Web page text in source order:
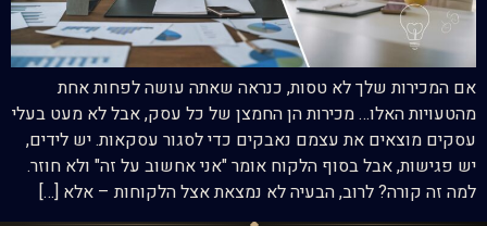
אם המכירות שלך לא טסות, כנראה שאתה עושה לפחות אחת
מהטעויות האלו… מכירות הן החמצן של כל עסק, אבל לא מעט בעלי
עסקים מוצאים את עצמם נאבקים כדי לסגור עסקאות. יש לידים,
יש פגישות, אבל בסוף הלקוח אומר "אני אחשוב על זה" ולא חוזר.
למה זה קורה? לרוב, הבעיה לא נמצאת אצל הלקוחות – אלא […]